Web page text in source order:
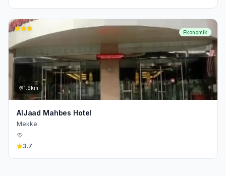
Ekonomik
1.9km
AlJaad Mahbes Hotel
Mekke
3.7